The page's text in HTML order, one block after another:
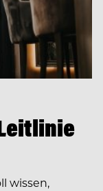
wissen,